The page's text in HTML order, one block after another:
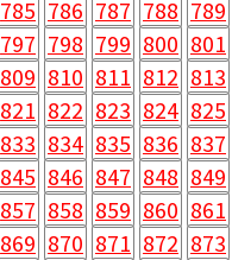
785 786 787 788 789
797 798 799 800 801
809 810 811 812 813
821 822 823 824 825
833 834 835 836 837
845 846 847 848 849
857 858 859 860 861
869 870 871 872 873